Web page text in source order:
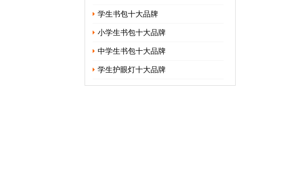
学生书包十大品牌
小学生书包十大品牌
中学生书包十大品牌
学生护眼灯十大品牌